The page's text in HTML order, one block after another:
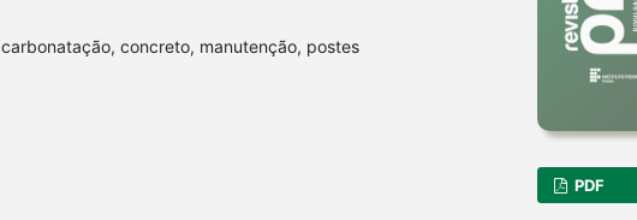
carbonatação, concreto, manutenção, postes
PDF